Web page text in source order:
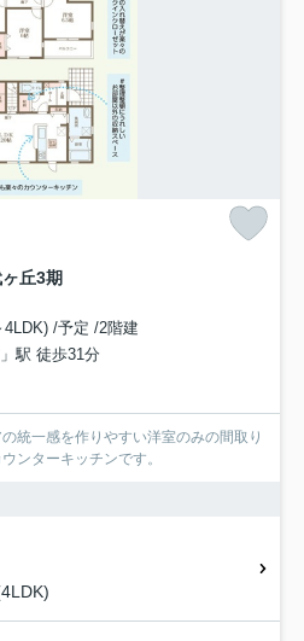
丘3期
4LDK) /予定 /2階建
駅 徒歩31分
統一感を作りやすい洋室のみの間取り
ンターキッチンです。